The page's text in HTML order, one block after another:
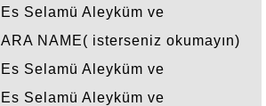
Es Selamü Aleyküm ve
ARA NAME( isterseniz okumayın)
Es Selamü Aleyküm ve
Es Selamü Aleyküm ve